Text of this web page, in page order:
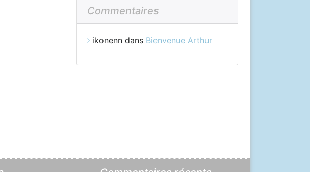
Commentaires
ikonenn dans Bienvenue Arthur